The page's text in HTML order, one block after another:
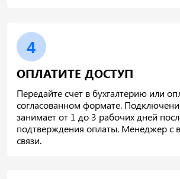
4
ОПЛАТИТЕ ДОСТУП
Передайте счет в бухгалтерию или
согласованном формате.
занимает от 1 до 3 рабочих дней
подтверждения оплаты. Менеджер с
связи.